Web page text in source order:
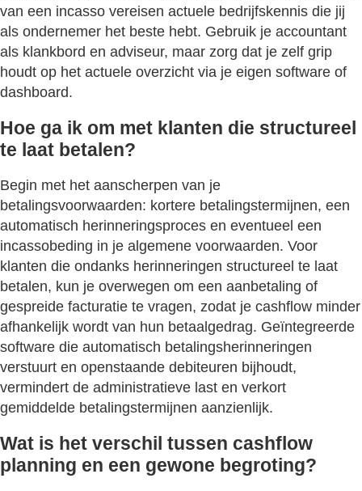
van een incasso vereisen actuele bedrijfskennis die jij
als ondernemer het beste hebt. Gebruik je accountant
als klankbord en adviseur, maar zorg dat je zelf grip
houdt op het actuele overzicht via je eigen software of
dashboard.
Hoe ga ik om met klanten die structureel
te laat betalen?
Begin met het aanscherpen van je
betalingsvoorwaarden: kortere betalingstermijnen, een
automatisch herinneringsproces en eventueel een
incassobeding in je algemene voorwaarden. Voor
klanten die ondanks herinneringen structureel te laat
betalen, kun je overwegen om een aanbetaling of
gespreide facturatie te vragen, zodat je cashflow minder
afhankelijk wordt van hun betaalgedrag. Geïntegreerde
software die automatisch betalingsherinneringen
verstuurt en openstaande debiteuren bijhoudt,
vermindert de administratieve last en verkort
gemiddelde betalingstermijnen aanzienlijk.
Wat is het verschil tussen cashflow
planning en een gewone begroting?